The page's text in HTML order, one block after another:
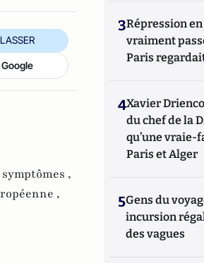
symptômes ,
,
3Répression
vraiment
Paris
4Xavier
du chef de la
qu’une vraie-
Paris et Alger
5Gens du
incursion
des vagues